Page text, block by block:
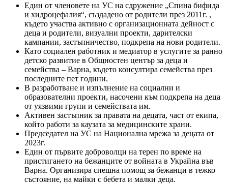
Един от членовете на УС на сдружение „Спина бифида
и хидроцефалия“, създадено от родители през 2011г. ,
където участва активно с организационната дейност с
деца и родители, визуални проекти, дарителски
кампании, застъпничество, подкрепа на нови родители.
Като социален работник и медиатор в услугите за ранно
детско развитие в Общностен център за деца и
семейства – Варна, където консултира семейства през
последните пет години.
В разработване и изпълнение на социални и
образователни проекти, насочени към подкрепа на деца
от уязвими групи и семействата им.
Активен застъпник за правата на децата, част от екипа,
който работи за каузата за медицинските храни.
Председател на УС на Национална мрежа за децата от
2023г.
Един от първите доброволци на терен по време на
пристигането на бежанците от войната в Украйна във
Варна. Организира спешна помощ за бежанци в тежко
състояние, на майки с бебета и малки деца.